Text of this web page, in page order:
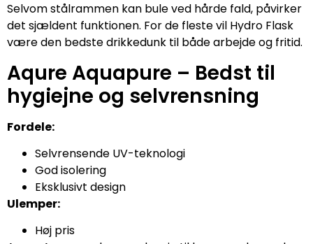
Selvom stålrammen kan bule ved hårde fald, påvirker
det sjældent funktionen. For de fleste vil Hydro Flask
være den bedste drikkedunk til både arbejde og fritid.
Aqure Aquapure – Bedst til
hygiejne og selvrensning
Fordele:
Selvrensende UV-teknologi
God isolering
Eksklusivt design
Ulemper:
Høj pris